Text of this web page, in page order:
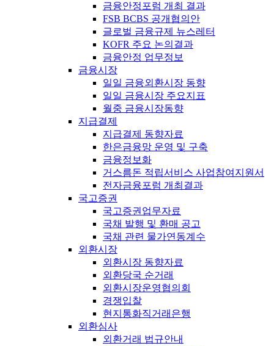
금융안정포럼 개최 결과
FSB BCBS 공개협의안
글로벌 금융규제 뉴스레터
KOFR 주요 논의결과
금융안정 업무정보
금융시장
일일 금융외환시장 동향
일일 금융시장 주요지표
월중 금융시장동향
지급결제
지급결제 동향자료
한은금융망 운영 및 구축
금융정보화
거스름돈 적립서비스 사업참여지원서
전자금융포럼 개최결과
국고증권
국고증권업무자료
국채 발행 및 환매 공고
국채 관련 물가연동계수
외환시장
외환시장 동향자료
외환당국 순거래
외환시장운영협의회
경쟁입찰
현지통화직거래은행
외환심사
외환거래 법규안내